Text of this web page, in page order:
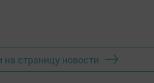
на страницу новости